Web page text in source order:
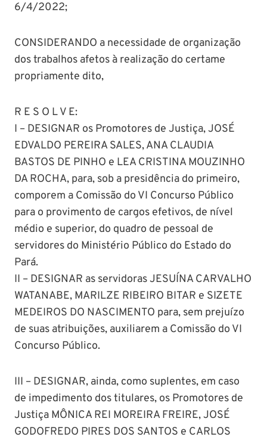
6/4/2022;
CONSIDERANDO a necessidade de organização
dos trabalhos afetos à realização do certame
propriamente dito,
R E S O L V E:
I – DESIGNAR os Promotores de Justiça, JOSÉ
EDVALDO PEREIRA SALES, ANA CLAUDIA
BASTOS DE PINHO e LEA CRISTINA MOUZINHO
DA ROCHA, para, sob a presidência do primeiro,
comporem a Comissão do VI Concurso Público
para o provimento de cargos efetivos, de nível
médio e superior, do quadro de pessoal de
servidores do Ministério Público do Estado do
Pará.
II – DESIGNAR as servidoras JESUÍNA CARVALHO
WATANABE, MARILZE RIBEIRO BITAR e SIZETE
MEDEIROS DO NASCIMENTO para, sem prejuízo
de suas atribuições, auxiliarem a Comissão do VI
Concurso Público.
III – DESIGNAR, ainda, como suplentes, em caso
de impedimento dos titulares, os Promotores de
Justiça MÔNICA REI MOREIRA FREIRE, JOSÉ
GODOFREDO PIRES DOS SANTOS e CARLOS